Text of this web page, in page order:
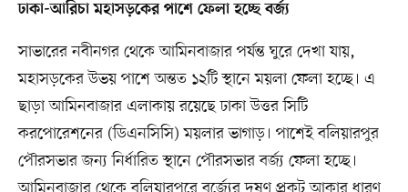
ঢাকা-আরিচা মহাসড়কের পাশে ফেলা হচ্ছে বর্জ্য
সাভারের নবীনগর থেকে আমিনবাজার পর্যন্ত ঘুরে দেখা যায়,
মহাসড়কের উভয় পাশে অন্তত ১২টি স্থানে ময়লা ফেলা হচ্ছে। এ
ছাড়া আমিনবাজার এলাকায় রয়েছে ঢাকা উত্তর সিটি
করপোরেশনের (ডিএনসিসি) ময়লার ভাগাড়। পাশেই বলিয়ারপুর
পৌরসভার জন্য নির্ধারিত স্থানে পৌরসভার বর্জ্য ফেলা হচ্ছে।